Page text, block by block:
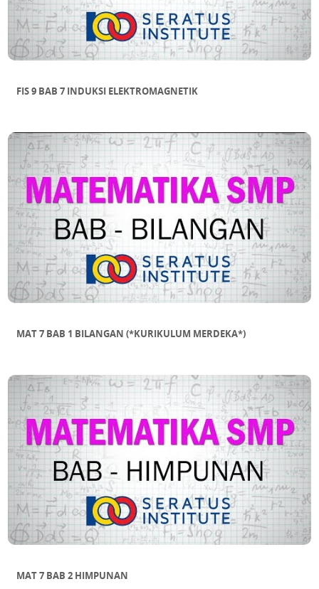
FIS 9 BAB 7 INDUKSI ELEKTROMAGNETIK
MAT 7 BAB 1 BILANGAN (*KURIKULUM MERDEKA*)
MAT 7 BAB 2 HIMPUNAN